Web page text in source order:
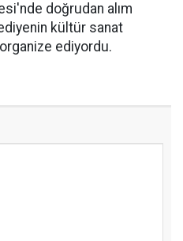
doğrudan alım
kültür sanat
ediyordu.